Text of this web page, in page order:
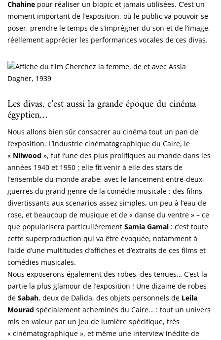
Chahine pour réaliser un biopic et jamais utilisées. C’est un
moment important de l’exposition, où le public va pouvoir se
poser, prendre le temps de s’imprégner du son et de l’image,
réellement apprécier les performances vocales de ces divas.
Les divas, c’est aussi la grande époque du cinéma
égyptien…
Nous allons bien sûr consacrer au cinéma tout un pan de
l’exposition. L’industrie cinématographique du Caire, le
« Nilwood », fut l’une des plus prolifiques au monde dans les
années 1940 et 1950 ; elle fit venir à elle des stars de
l’ensemble du monde arabe, avec le lancement entre-deux-
guerres du grand genre de la comédie musicale : des films
divertissants aux scenarios assez simples, un peu à l’eau de
rose, et beaucoup de musique et de « danse du ventre » – ce
que popularisera particulièrement Samia Gamal : c’est toute
cette superproduction qui va être évoquée, notamment à
l’aide d’une multitudes d’affiches et d’extraits de ces films et
comédies musicales.
Nous exposerons également des robes, des tenues… C’est la
partie la plus glamour de l’exposition ! Une dizaine de robes
de Sabah, deux de Dalida, des objets personnels de Leila
Mourad spécialement acheminés du Caire… : tout un univers
mis en valeur par un jeu de lumière spécifique, très
« cinématographique », et même une interview inédite de